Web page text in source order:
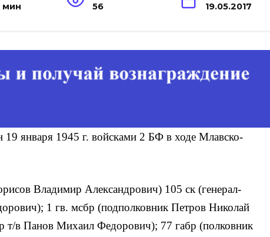
мин 56 19.05.2017
19 января 1945 г. войсками 2 БФ в ходе Млавско-
Владимир Александрович) 105 ск (генерал-
1 гв. мсбр (подполковник Петров Николай
т/в Панов Михаил Федорович); 77 габр (полковник